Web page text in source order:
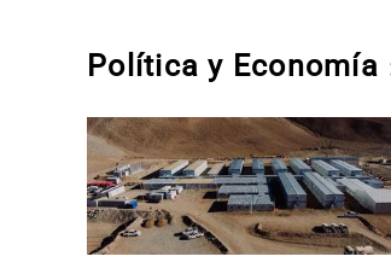
Política y Economía